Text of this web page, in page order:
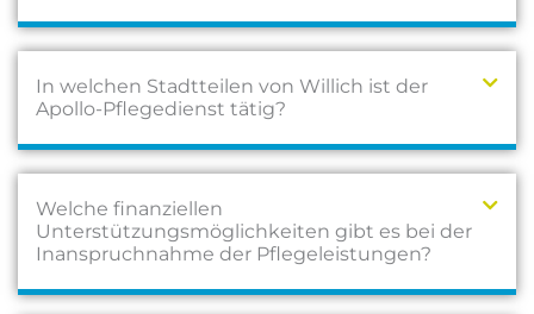
In welchen Stadtteilen von Willich ist der
Apollo-Pflegedienst tätig?
Welche finanziellen
Unterstützungsmöglichkeiten gibt es bei der
Inanspruchnahme der Pflegeleistungen?